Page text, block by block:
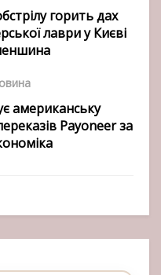
горить дах
лаври у Києві
американську
Payoneer за